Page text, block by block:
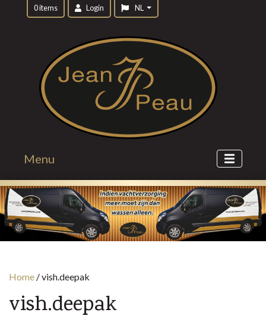
0 items Login NL
Menu
Home /vish.deepak
vish.deepak